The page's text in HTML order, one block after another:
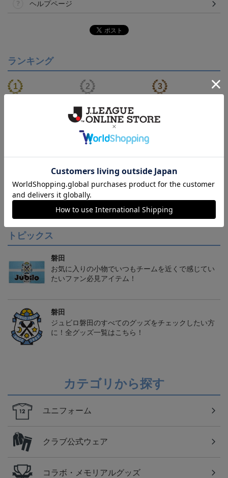
ヘルプページ
ランキング
【S～4XL】2026/27ユニ
フォーム オーセンティッ
クモデル:FP1st
21,450円～25,950円
【S～4XL】2026/27ユニ
フォーム オーセンティッ
クモデル:GK
21,450円～25,950円
タオルマフラー
トピックス
磐田
お気に入りの小物でいつもチームを近くで感じてい
たいファン必見アイテム！
磐田
ジュビロ磐田のすべてのグッズをチェックしたい方
に！全グッズ一覧はこちら！
カテゴリから探す
ユニフォーム
クラブ公式ウェア
コラボ・メモリアルグッズ